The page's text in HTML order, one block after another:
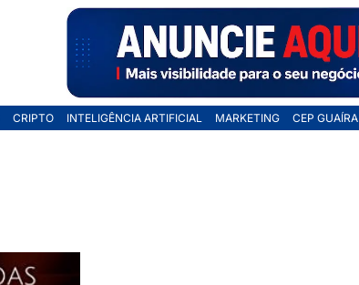
CRIPTO INTELIGÊNCIA ARTIFICIAL MARKETING CEP GUAÍRA